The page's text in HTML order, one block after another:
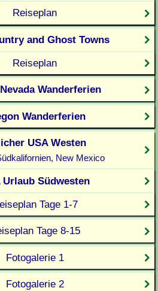
Reiseplan
and Ghost Towns
Reiseplan
Wanderferien
Wanderferien
USA Westen
New Mexico
Urlaub Südwesten
Tage 1-7
Tage 8-15
Fotogalerie 1
Fotogalerie 2